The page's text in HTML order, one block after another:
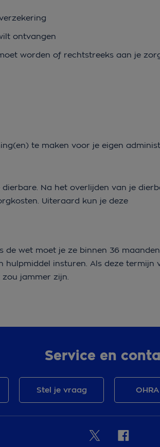
ontvangen
worden of rechtstreeks aan je
te maken voor je eigen
Na het overlijden van je
Uiteraard kun je deze
de wet moet je ze binnen 36
insturen. Als deze termijn
jammer zijn.
Service en
Stel je vraag